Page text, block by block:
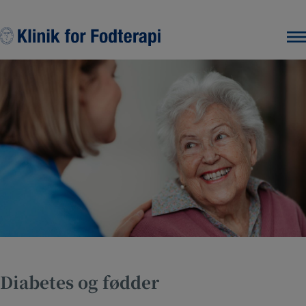
indholdet
Diabetes og fødder